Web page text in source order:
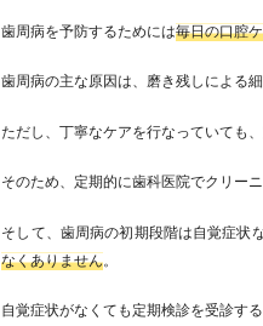
歯周病を予防するためには毎日の口腔
歯周病の主な原因は、磨き残しによる
ただし、丁寧なケアを行なっていても
そのため、定期的に歯科医院でクリー
そして、歯周病の初期段階は自覚症状
なくありません。
自覚症状がなくても定期検診を受診す